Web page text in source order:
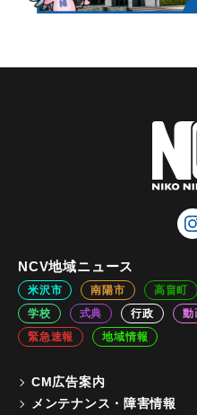
NCV地域ニュース
米沢市 南陽市 高畠町
学校
式典 行政 動
緊急速報
地域情報
CM広告案内
メンテナンス・障害情報